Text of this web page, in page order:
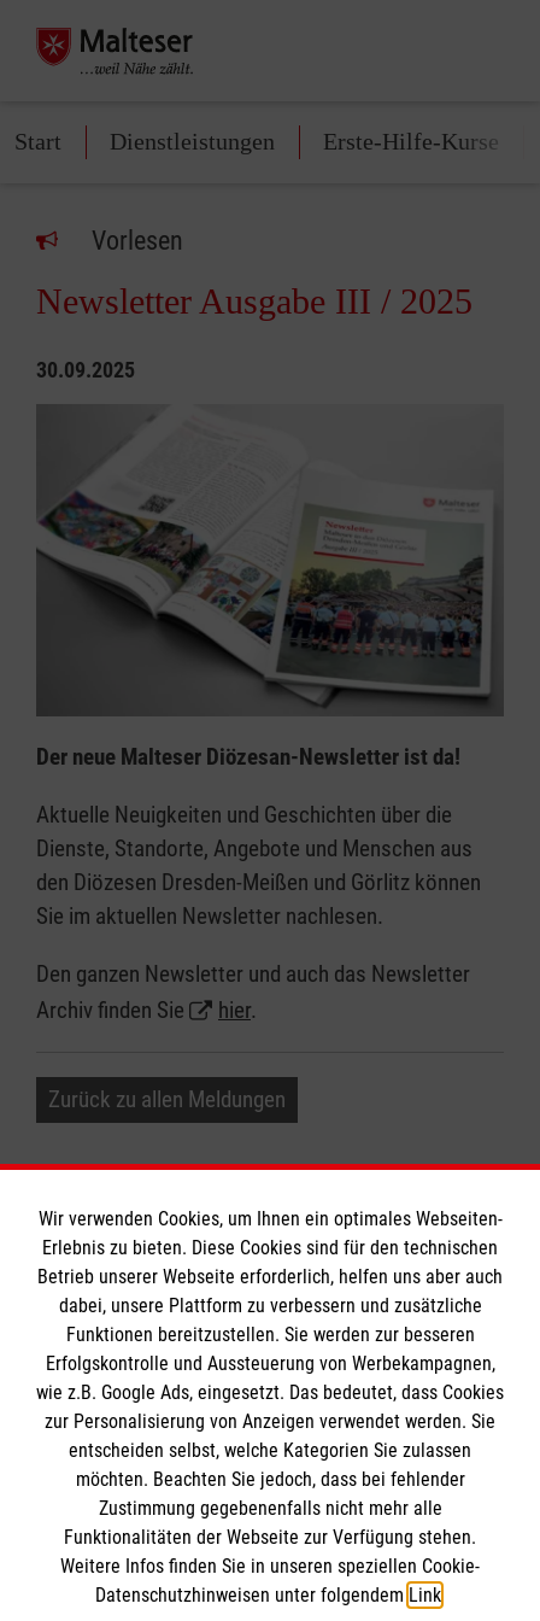
Start Dienstleistungen Erste-Hilfe-Kurse
Vorlesen
Newsletter Ausgabe III / 2025
30.09.2025
Der neue Malteser Diözesan-Newsletter ist da!
Aktuelle Neuigkeiten und Geschichten über die
Dienste, Standorte, Angebote und Menschen aus
den Diözesen Dresden-Meißen und Görlitz können
Sie im aktuellen Newsletter nachlesen.
Den ganzen Newsletter und auch das Newsletter
Archiv finden Sie
hier.
Zurück zu allen Meldungen
Informationen
Impressum
Datenschutz
Barrierefreiheit
Kontakt
Die Malteser
Malteser in Deutschland
Malteserorden
Sharepoint
Spendenkonto
Wir verwenden Cookies, um Ihnen ein optimales Webseiten-
Erlebnis zu bieten. Diese Cookies sind für den technischen
Betrieb unserer Webseite erforderlich, helfen uns aber auch
dabei, unsere Plattform zu verbessern und zusätzliche
Funktionen bereitzustellen. Sie werden zur besseren
Erfolgskontrolle und Aussteuerung von Werbekampagnen,
wie z.B. Google Ads, eingesetzt. Das bedeutet, dass Cookies
zur Personalisierung von Anzeigen verwendet werden. Sie
entscheiden selbst, welche Kategorien Sie zulassen
möchten. Beachten Sie jedoch, dass bei fehlender
Zustimmung gegebenenfalls nicht mehr alle
Funktionalitäten der Webseite zur Verfügung stehen.
Weitere Infos finden Sie in unseren speziellen Cookie-
Datenschutzhinweisen unter folgendem Link.